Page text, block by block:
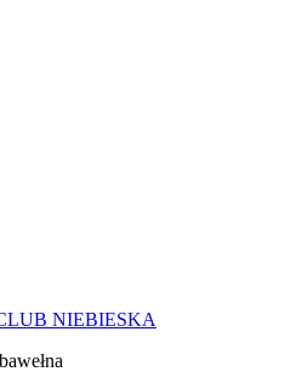
NIEBIESKA